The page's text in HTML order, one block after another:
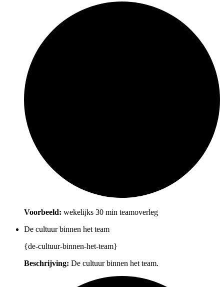
Voorbeeld: wekelijks 30 min teamoverleg
De cultuur binnen het team
{de-cultuur-binnen-het-team}
Beschrijving: De cultuur binnen het team.